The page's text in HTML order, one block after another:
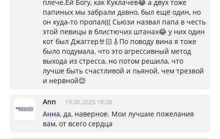
плече.Ей Богу, как Куклачев😂 а двух тоже
папиных мы забрали давно, был ещё один, но
он куда-то пропал((( Сьюзи назвал папа в честь
этой певицы в блистючих штанах😂 у них один
кот был Джаггер🤘🏻🎸По поводу вина я тоже
было подумала, что это агрессивный метод
выхода из стресса, но потом решила, что
лучше быть счастливой и пьяной, чем трезвой
и нервной😌
Ann 19.06.2025 18:28
Анна, да, наверное. Мои лучшие пожелания
вам, от всего сердца